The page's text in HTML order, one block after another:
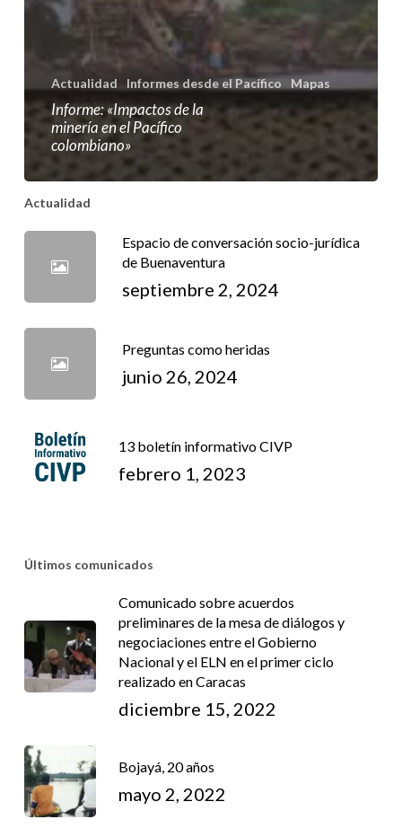
Actualidad Informes desde el Pacífico Mapas
Informe: «Impactos de la
minería en el Pacífico
colombiano»
Actualidad
Espacio de conversación socio-jurídica
de Buenaventura
septiembre 2, 2024
Preguntas como heridas
junio 26, 2024
13 boletín informativo CIVP
febrero 1, 2023
Últimos comunicados
Comunicado sobre acuerdos
preliminares de la mesa de diálogos y
negociaciones entre el Gobierno
Nacional y el ELN en el primer ciclo
realizado en Caracas
diciembre 15, 2022
Bojayá, 20 años
mayo 2, 2022